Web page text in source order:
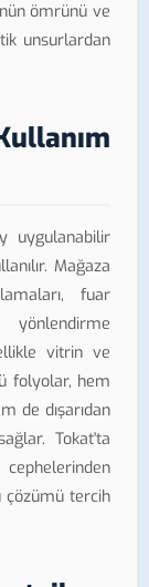
ömrünü ve
unsurlardan
uygulanabilir
Mağaza
fuar
vitrin ve
folyolar, hem
de dışarıdan
Tokat'ta
çözümü tercih